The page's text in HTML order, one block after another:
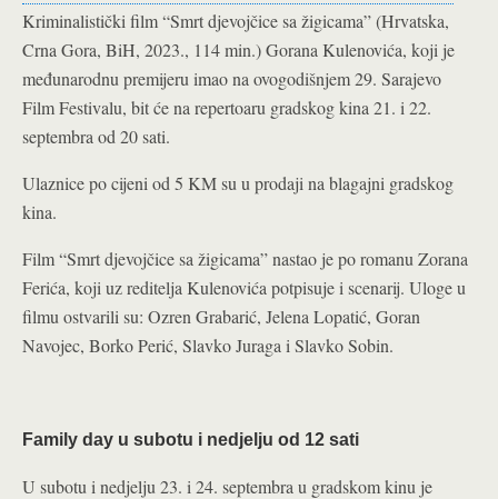
Kriminalistički film “Smrt djevojčice sa žigicama” (Hrvatska,
Crna Gora, BiH, 2023., 114 min.) Gorana Kulenovića, koji je
međunarodnu premijeru imao na ovogodišnjem 29. Sarajevo
Film Festivalu, bit će na repertoaru gradskog kina 21. i 22.
septembra od 20 sati.
Ulaznice po cijeni od 5 KM su u prodaji na blagajni gradskog
kina.
Film “Smrt djevojčice sa žigicama” nastao je po romanu Zorana
Ferića, koji uz reditelja Kulenovića potpisuje i scenarij. Uloge u
filmu ostvarili su: Ozren Grabarić, Jelena Lopatić, Goran
Navojec, Borko Perić, Slavko Juraga i Slavko Sobin.
Family day u subotu i nedjelju od 12 sati
U subotu i nedjelju 23. i 24. septembra u gradskom kinu je